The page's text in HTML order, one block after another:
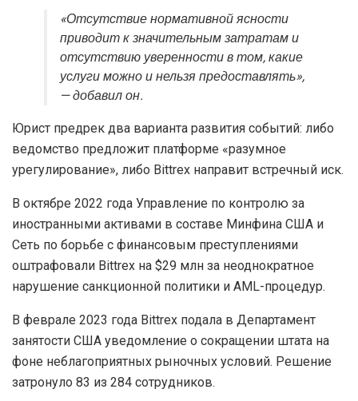
«Отсутствие нормативной ясности
приводит к значительным затратам и
отсутствию уверенности в том, какие
услуги можно и нельзя предоставлять»,
— добавил он.
Юрист предрек два варианта развития событий: либо
ведомство предложит платформе «разумное
урегулирование», либо Bittrex направит встречный иск.
В октябре 2022 года Управление по контролю за
иностранными активами в составе Минфина США и
Сеть по борьбе с финансовым преступлениями
оштрафовали Bittrex на $29 млн за неоднократное
нарушение санкционной политики и AML-процедур.
В феврале 2023 года Bittrex подала в Департамент
занятости США уведомление о сокращении штата на
фоне неблагоприятных рыночных условий. Решение
затронуло 83 из 284 сотрудников.